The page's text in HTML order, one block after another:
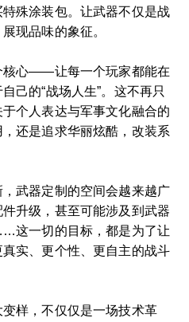
殊涂装包。让武器不仅是战
现品味的象征。
核心——让每一个玩家都能在
己的“战场人生”。这不再只
个人表达与军事文化融合的
还是追求华丽炫酷，改装系
武器定制的空间会越来越广
升级，甚至可能涉及到武器
这一切的目标，都是为了让
实、更个性、更自主的战斗
变样，不仅仅是一场技术革